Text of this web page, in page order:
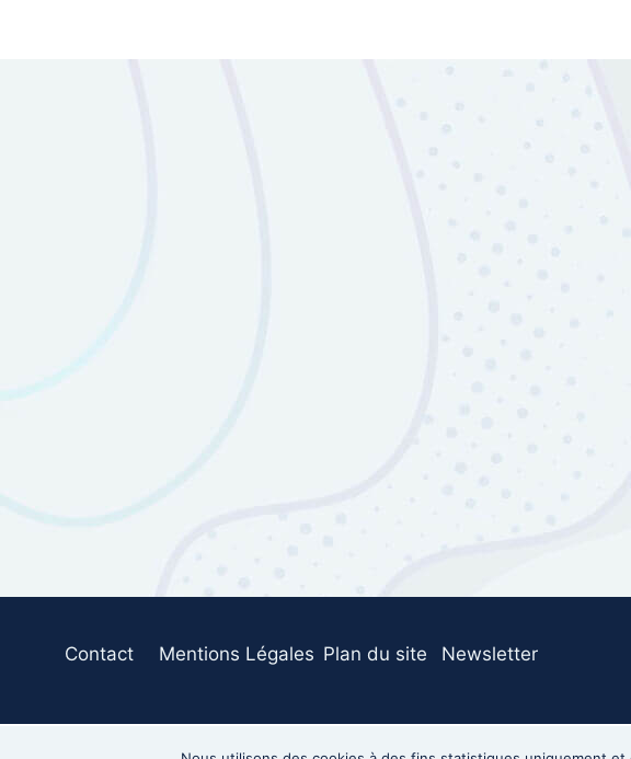
Contact Mentions Légales Plan du site Newsletter